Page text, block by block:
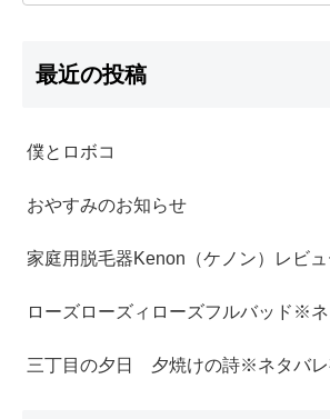
最近の投稿
僕とロボコ
おやすみのお知らせ
家庭用脱毛器Kenon（ケノン）レビュ
ローズローズィローズフルバッド※ネ
三丁目の夕日 夕焼けの詩※ネタバレ